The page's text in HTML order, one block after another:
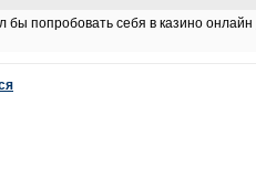
бы попробовать себя в казино онлайн